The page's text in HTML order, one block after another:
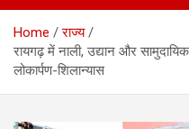
Home
राज्य
रायगढ़ में नाली, उद्यान और
लोकार्पण-शिलान्यास